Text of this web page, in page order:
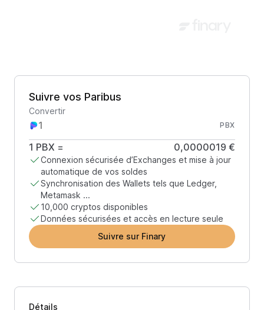
Suivre vos Paribus
Convertir
PBX
1 PBX = 0,0000019 €
Connexion sécurisée d’Exchanges et mise à jour
automatique de vos soldes
Synchronisation des Wallets tels que Ledger,
Metamask ...
10,000 cryptos disponibles
Données sécurisées et accès en lecture seule
Suivre sur Finary
Détails